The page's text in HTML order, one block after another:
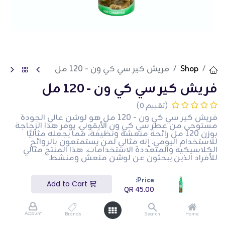
Price:
45.00
Home
Search
Brands
Account
Shop فريش كير سي كي ون - 120 مل
فريش كير سي كي ون - 120 مل
(تقييم 0)
فريش كير سي كي ون - 120 مل هو لوشن عالي الجودة
مستوحى من عطر سي كي ون الأيقوني. يوفر هذا الزجاجة
بوزن 120 مل رائحة منعشة ونظيفة، مما يجعله مثاليًا
للاستخدام اليومي. إنه مثالي لمن يستمتعون بالروائح
الكلاسيكية والمتعددة الاستخدامات. هذا المنتج مثالي
للأفراد الذين يبحثون عن لوشن منعش ومنشط.